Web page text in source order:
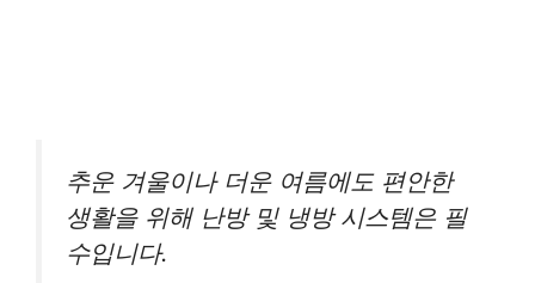
추운 겨울이나 더운 여름에도 편안한
생활을 위해 난방 및 냉방 시스템은 필
수입니다.